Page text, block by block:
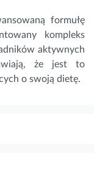
formułę
kompleks
aktywnych
że jest to
o swoją dietę.